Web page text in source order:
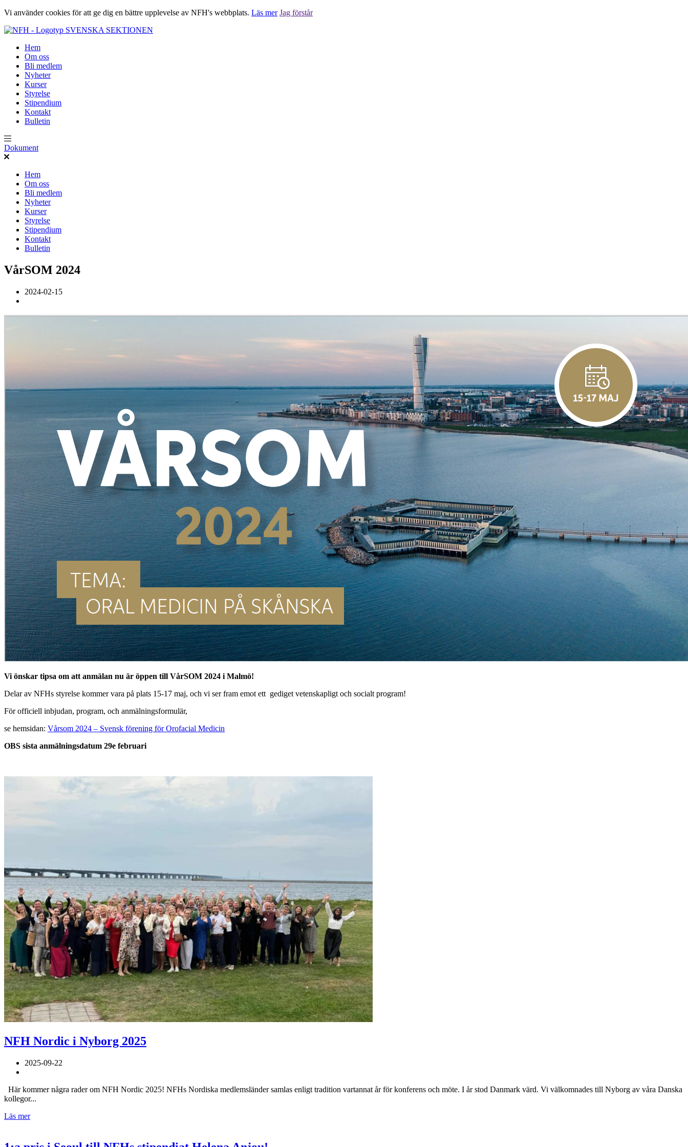
Vi använder cookies för att ge dig en bättre upplevelse av NFH's webbplats. Läs mer Jag förstår
SVENSKA SEKTIONEN
Hem
Om oss
Bli medlem
Nyheter
Kurser
Styrelse
Stipendium
Kontakt
Bulletin
Dokument
Hem
Om oss
Bli medlem
Nyheter
Kurser
Styrelse
Stipendium
Kontakt
Bulletin
VårSOM 2024
2024-02-15
Vi önskar tipsa om att anmälan nu är öppen till VårSOM 2024 i Malmö!
Delar av NFHs styrelse kommer vara på plats 15-17 maj, och vi ser fram emot ett gediget vetenskapligt och socialt program!
För officiell inbjudan, program, och anmälningsformulär,
se hemsidan: Vårsom 2024 – Svensk förening för Orofacial Medicin
OBS sista anmälningsdatum 29e februari
NFH Nordic i Nyborg 2025
2025-09-22
Här kommer några rader om NFH Nordic 2025! NFHs Nordiska medlemsländer samlas enligt tradition vartannat år för konferens och möte. I år stod Danmark värd. Vi välkomnades till Nyborg av våra Danska
kollegor...
Läs mer